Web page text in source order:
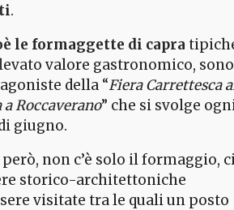
.
le formaggette di capra
valore gastronomico, sono
della “Fiera Carrettesca
Roccaverano” che si svolge
giugno.
però, non c’è solo il formaggio,
storico-architettoniche
visitate tra le quali un posto